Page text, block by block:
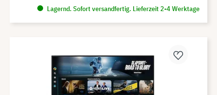
Lagernd. Sofort versandfertig. Lieferzeit 2-4 Werktage